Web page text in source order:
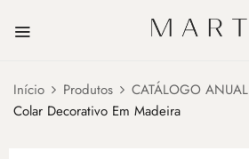
Início Produtos CATÁLOGO ANUAL
Colar Decorativo Em Madeira